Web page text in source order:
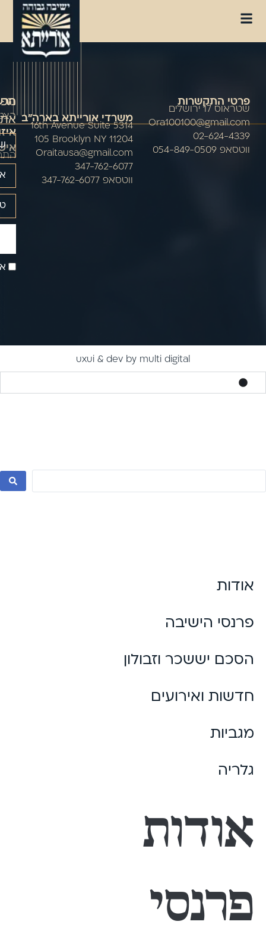
פרטי התקשרות
שטראוס 17 ירושלים
Ora100100@gmail.com
02-624-4339
ווטסאפ 054-849-0509
משרדי אורייתא בארה"ב
5314 16th Avenue Suite
105 Brooklyn NY 11204
Oraitausa@gmail.com
347-762-6077
ווטסאפ 347-762-6077
uxui & dev by multi digital
אודות
פרנסי הישיבה
הסכם יששכר וזבולון
חדשות ואירועים
מגביות
גלריה
אודות
פרנסי